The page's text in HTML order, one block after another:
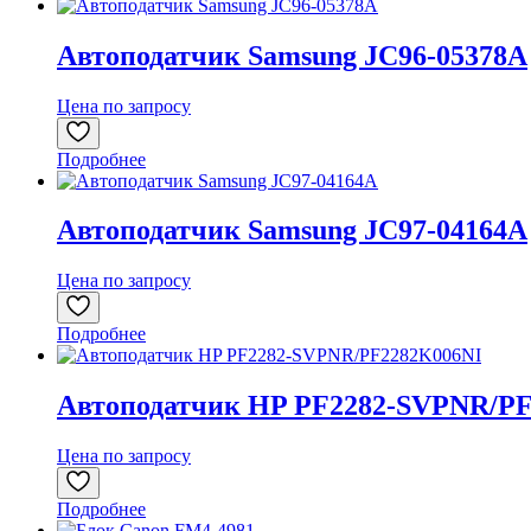
Автоподатчик Samsung JC96-05378A
Цена по запросу
Подробнее
Автоподатчик Samsung JC97-04164A
Цена по запросу
Подробнее
Автоподатчик HP PF2282-SVPNR/
Цена по запросу
Подробнее